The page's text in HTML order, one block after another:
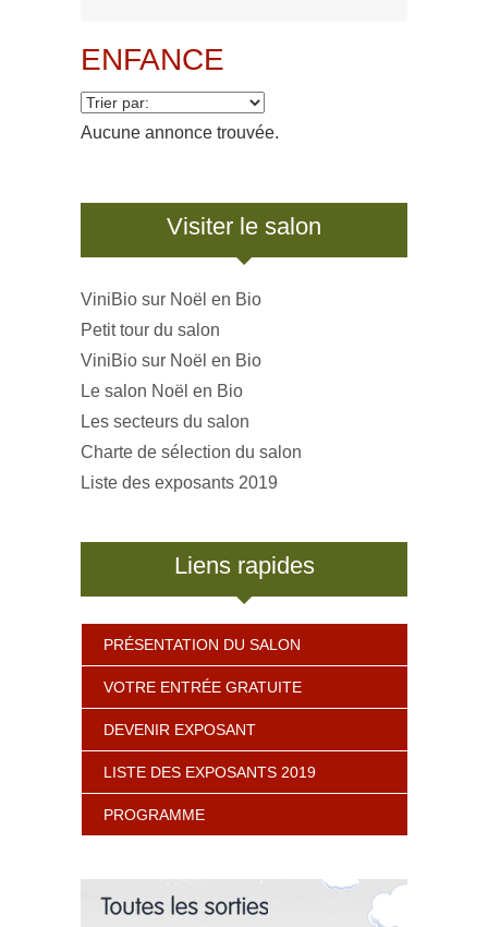
ENFANCE
Aucune annonce trouvée.
Visiter le salon
ViniBio sur Noël en Bio
Petit tour du salon
ViniBio sur Noël en Bio
Le salon Noël en Bio
Les secteurs du salon
Charte de sélection du salon
Liste des exposants 2019
Liens rapides
PRÉSENTATION DU SALON
VOTRE ENTRÉE GRATUITE
DEVENIR EXPOSANT
LISTE DES EXPOSANTS 2019
PROGRAMME